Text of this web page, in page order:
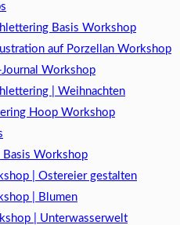
Basis Workshop
auf Porzellan Workshop
Workshop
| Weihnachten
Hoop Workshop
Basis Workshop
| Ostereier gestalten
| Blumen
| Unterwasserwelt